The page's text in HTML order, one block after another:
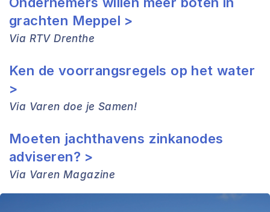
grachten Meppel >
Via RTV Drenthe
Ken de voorrangsregels op het water
>
Via Varen doe je Samen!
Moeten jachthavens zinkanodes
adviseren? >
Via Varen Magazine